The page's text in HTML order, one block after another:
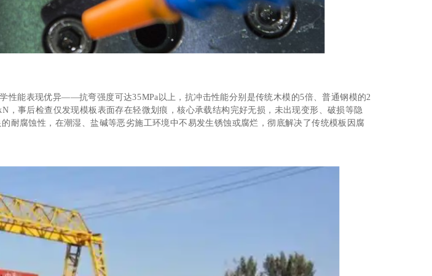
性能表现优异——抗弯强度可达35MPa以上，抗冲击性能分别是传统木模的5倍、普通钢模的2
事后检查仅发现模板表面存在轻微划痕，核心承载结构完好无损，未出现变形、破损等隐
耐腐蚀性，在潮湿、盐碱等恶劣施工环境中不易发生锈蚀或腐烂，彻底解决了传统模板因腐